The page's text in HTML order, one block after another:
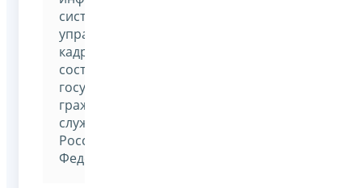
система
управления
кадровым
составом
государственной
гражданской
службы
Российской
Федерации»